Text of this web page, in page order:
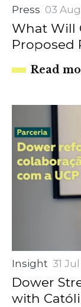
Press 03
What Will
Proposed
Read
Insight 31
Dower
with